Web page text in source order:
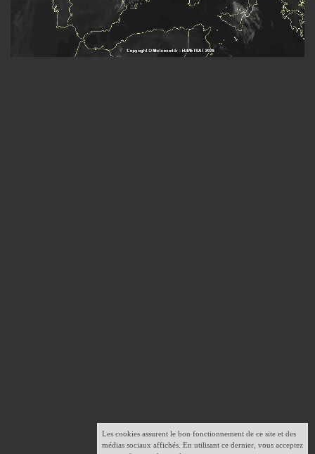
Les cookies assurent le bon fonctionnement de ce site et des
médias sociaux affichés. En utilisant ce dernier, vous acceptez